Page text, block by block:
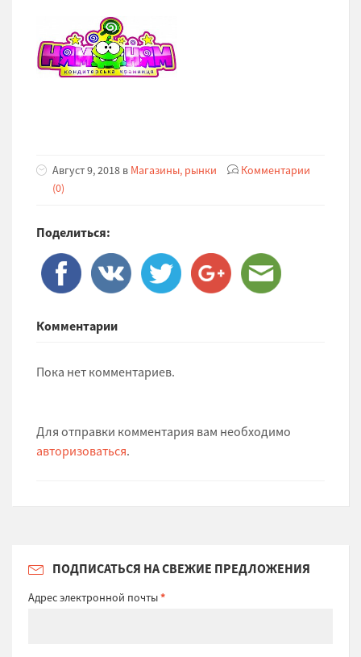
Август 9, 2018 в Магазины, рынки
Комментарии
(0)
Поделиться:
Комментарии
Пока нет комментариев.
Для отправки комментария вам необходимо
авторизоваться.
ПОДПИСАТЬСЯ НА СВЕЖИЕ ПРЕДЛОЖЕНИЯ
Адрес электронной почты*